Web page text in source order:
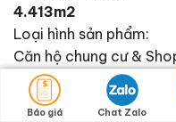
4.413m2
Loại hình sản phẩm:
Căn hộ chung cư &
Tổng số sản phẩm:
550 sản phẩm
Báo giá Chat Zalo